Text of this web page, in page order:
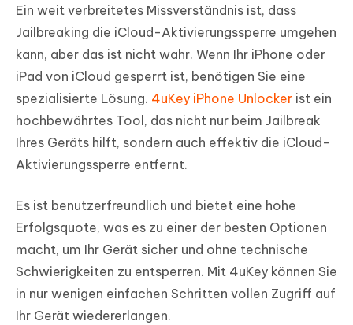
Ein weit verbreitetes Missverständnis ist, dass
Jailbreaking die iCloud-Aktivierungssperre umgehen
kann, aber das ist nicht wahr. Wenn Ihr iPhone oder
iPad von iCloud gesperrt ist, benötigen Sie eine
spezialisierte Lösung. 4uKey iPhone Unlocker ist ein
hochbewährtes Tool, das nicht nur beim Jailbreak
Ihres Geräts hilft, sondern auch effektiv die iCloud-
Aktivierungssperre entfernt.
Es ist benutzerfreundlich und bietet eine hohe
Erfolgsquote, was es zu einer der besten Optionen
macht, um Ihr Gerät sicher und ohne technische
Schwierigkeiten zu entsperren. Mit 4uKey können Sie
in nur wenigen einfachen Schritten vollen Zugriff auf
Ihr Gerät wiedererlangen.